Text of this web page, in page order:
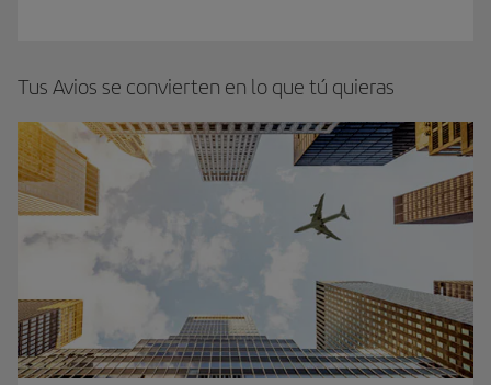
Tus Avios se convierten en lo que tú quieras